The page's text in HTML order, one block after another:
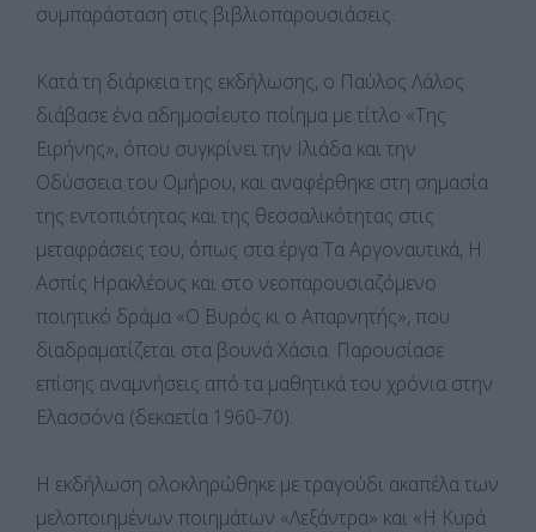
συμπαράσταση στις βιβλιοπαρουσιάσεις.
Κατά τη διάρκεια της εκδήλωσης, ο Παύλος Λάλος
διάβασε ένα αδημοσίευτο ποίημα με τίτλο «Της
Ειρήνης», όπου συγκρίνει την Ιλιάδα και την
Οδύσσεια του Ομήρου, και αναφέρθηκε στη σημασία
της εντοπιότητας και της θεσσαλικότητας στις
μεταφράσεις του, όπως στα έργα Τα Αργοναυτικά, Η
Ασπίς Ηρακλέους και στο νεοπαρουσιαζόμενο
ποιητικό δράμα «Ο Βυρός κι ο Απαρνητής», που
διαδραματίζεται στα βουνά Χάσια. Παρουσίασε
επίσης αναμνήσεις από τα μαθητικά του χρόνια στην
Ελασσόνα (δεκαετία 1960-70).
Η εκδήλωση ολοκληρώθηκε με τραγούδι ακαπέλα των
μελοποιημένων ποιημάτων «Λεξάντρα» και «Η Κυρά